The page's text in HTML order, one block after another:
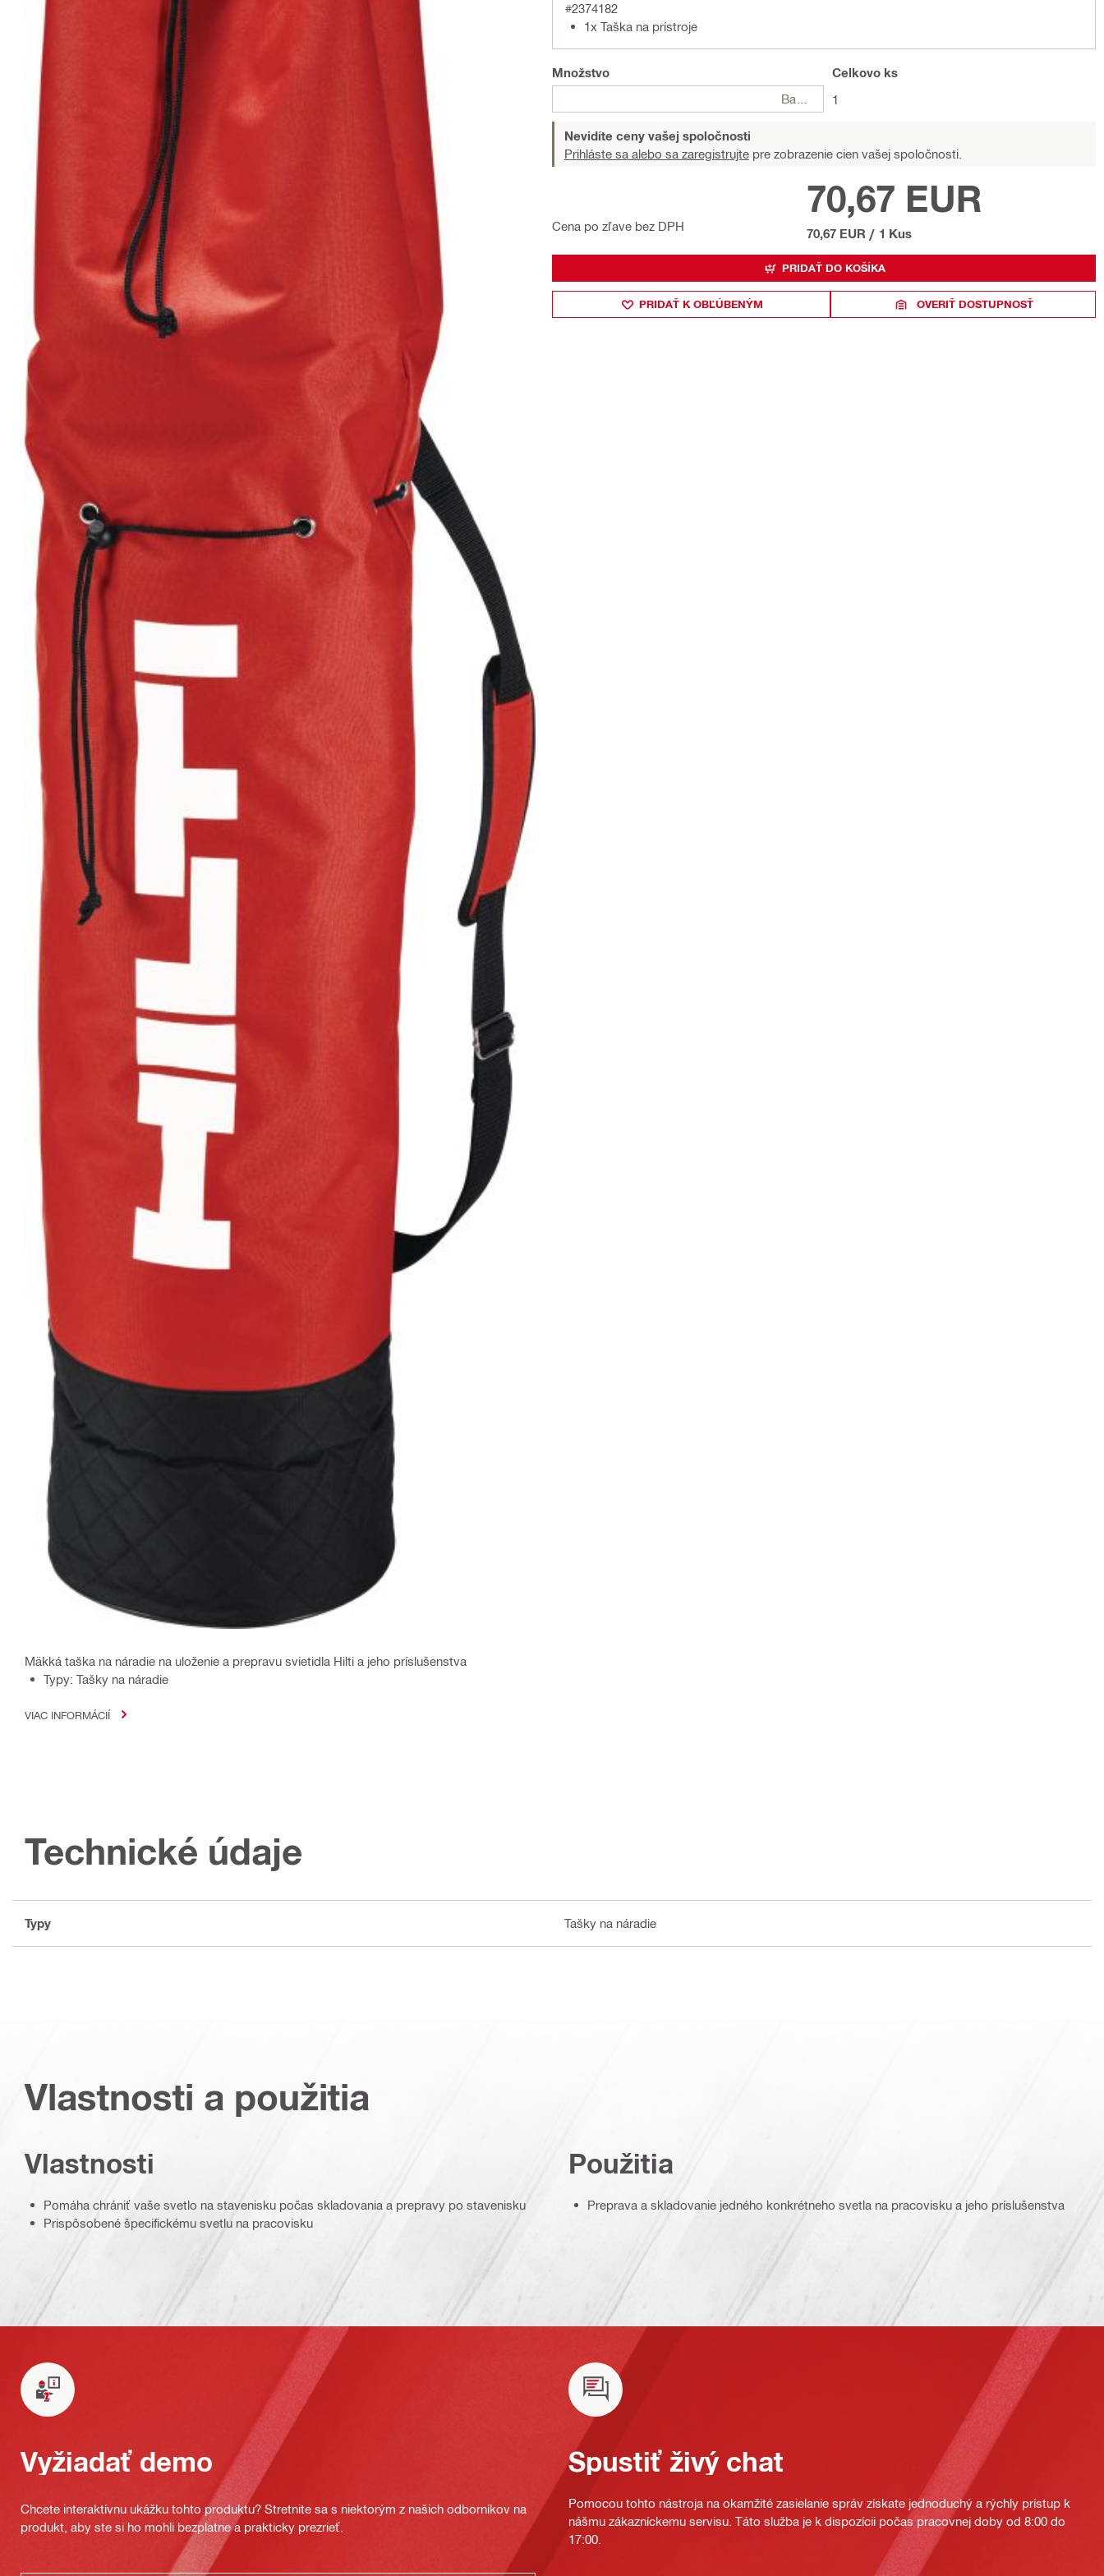
Mäkká taška na náradie na uloženie a prepravu svietidla Hilti a jeho príslušenstva
Typy: Tašky na náradie
VIAC INFORMÁCIÍ
#2374182
1x Taška na prístroje
Množstvo
Celkovo ks
1
Nevidíte ceny vašej spoločnosti
Prihláste sa alebo sa zaregistrujte pre zobrazenie cien vašej spoločnosti.
Cena po zľave bez DPH
70,67 EUR
70,67 EUR / 1 Kus
PRIDAŤ DO KOŠÍKA
PRIDAŤ K OBĽÚBENÝM OVERIŤ DOSTUPNOSŤ
Technické údaje
Typy Tašky na náradie
Vlastnosti a použitia
Vlastnosti
Pomáha chrániť vaše svetlo na stavenisku počas skladovania a prepravy po stavenisku
Prispôsobené špecifickému svetlu na pracovisku
Použitia
Preprava a skladovanie jedného konkrétneho svetla na pracovisku a jeho príslušenstva
Vyžiadať demo
Chcete interaktívnu ukážku tohto produktu? Stretnite sa s niektorým z našich odborníkov na
produkt, aby ste si ho mohli bezplatne a prakticky prezrieť.
Spustiť živý chat
Pomocou tohto nástroja na okamžité zasielanie správ získate jednoduchý a rýchly prístup k
nášmu zákazníckemu servisu. Táto služba je k dispozícii počas pracovnej doby od 8:00 do
17:00.